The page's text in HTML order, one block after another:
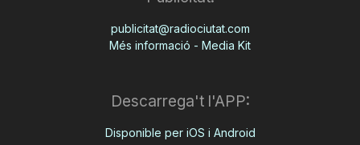
publicitat@radiociutat.com
Més informació - Media Kit
Descarrega't l'APP:
Disponible per iOS i Android